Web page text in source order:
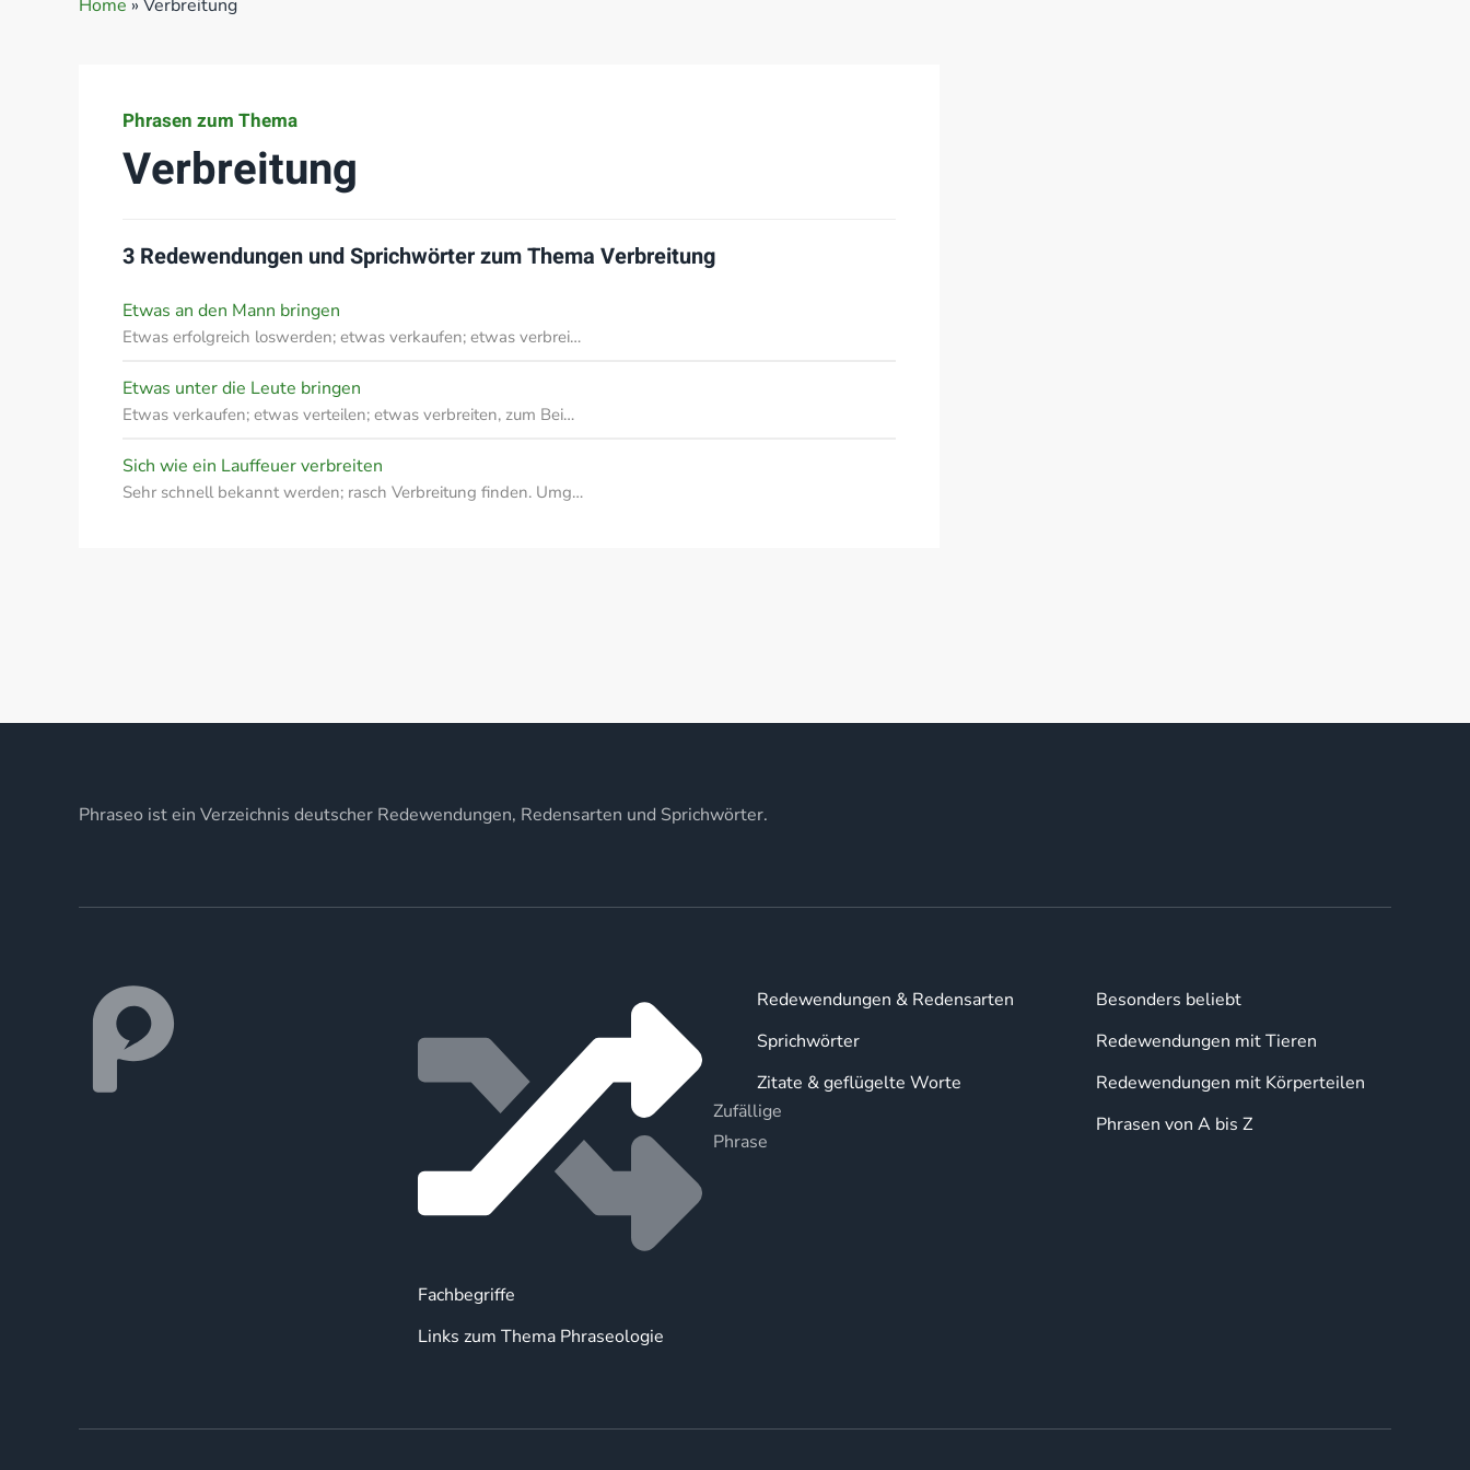
Home » Verbreitung
Phrasen zum Thema
Verbreitung
3 Redewendungen und Sprichwörter zum Thema Verbreitung
Etwas an den Mann bringen
Etwas erfolgreich loswerden; etwas verkaufen; etwas verbrei…
Etwas unter die Leute bringen
Etwas verkaufen; etwas verteilen; etwas verbreiten, zum Bei…
Sich wie ein Lauffeuer verbreiten
Sehr schnell bekannt werden; rasch Verbreitung finden. Umg…
Phraseo ist ein Verzeichnis deutscher Redewendungen, Redensarten und Sprichwörter.
Zufällige
Phrase
Fachbegriffe
Links zum Thema Phraseologie
Redewendungen & Redensarten
Sprichwörter
Zitate & geflügelte Worte
Besonders beliebt
Redewendungen mit Tieren
Redewendungen mit Körperteilen
Phrasen von A bis Z